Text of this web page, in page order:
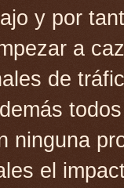
y por
a
de
ninguna
el